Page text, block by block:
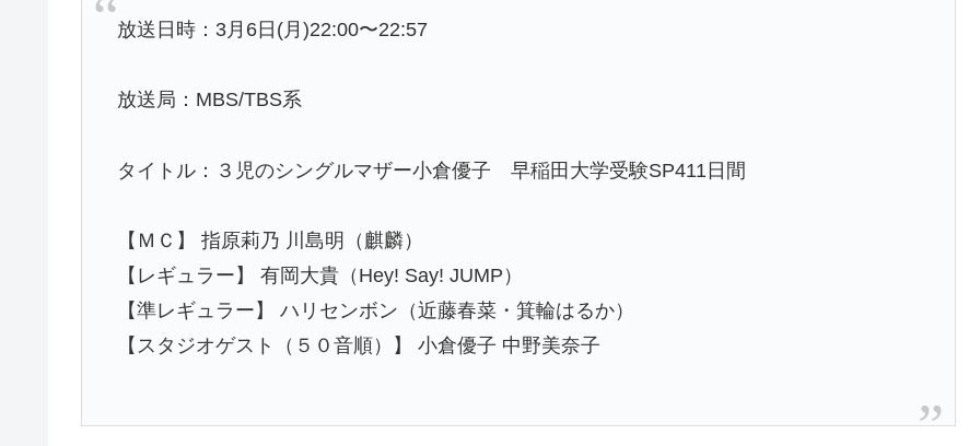
放送日時：3月6日(月)22:00〜22:57
放送局：MBS/TBS系
タイトル：３児のシングルマザー小倉優子 早稲田大学受験SP411日間
【ＭＣ】 指原莉乃 川島明（麒麟）
【レギュラー】 有岡大貴（Hey! Say! JUMP）
【準レギュラー】 ハリセンボン（近藤春菜・箕輪はるか）
【スタジオゲスト（５０音順）】 小倉優子 中野美奈子